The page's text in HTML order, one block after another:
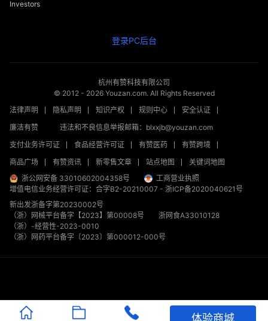
Investors
登录PC后台
杭州有赞科技有限公司
© 2012 - 2026Youzan.com. All Rights Reserved
法律声明
隐私声明 知识产权 规则中心
安全认证
廉洁有赞
违法和不良信息举报邮箱：blxxjb@youzan.com
支付业务许可证
食品经营许可证 有赞医药
有赞跨境
商品广场
有赞资讯 新零售文章 站点地图
关键词地图
浙公网安备 33010602004358号
工商营业执照
增值电信业务经营许可证：合字B2-20210007 - 浙ICP备2020040621号
新出发浙备字第20230002号
（浙）网械平台备字【2023】第00008号
浙网食A33010128
（浙）-经营性-2023-0010
（浙）网药平台备字〔2023〕第000012-000号
体验商城